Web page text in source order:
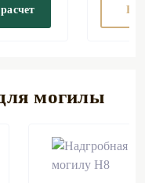
В
могилы